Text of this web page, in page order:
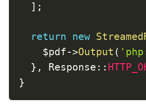
] ;
return new
$pdf->Output (
} , Response ::
}